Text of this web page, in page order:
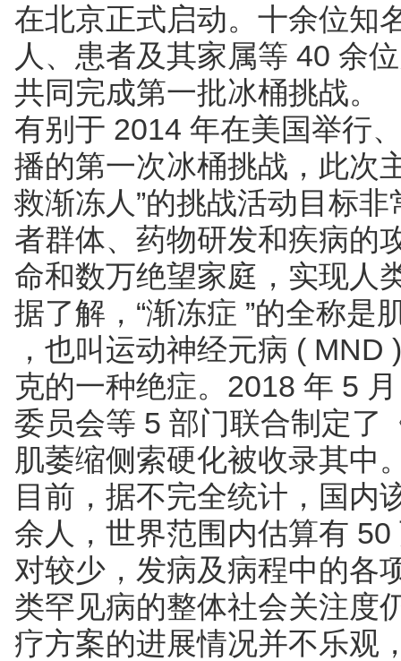
在北京正式启动。十余位知
人、患者及其家属等 40 余
共同完成第一批冰桶挑战。
有别于 2014 年在美国举行
播的第一次冰桶挑战，此次
救渐冻人”的挑战活动目标
者群体、药物研发和疾病的
命和数万绝望家庭，实现人
据了解，“渐冻症 ”的全称是
，也叫运动神经元病 (
克的一种绝症。2018 年 5
委员会等 5 部门联合制定了
肌萎缩侧索硬化被收录其中
目前，据不完全统计，国内
余人，世界范围内估算有
对较少，发病及病程中的各
类罕见病的整体社会关注度
疗方案的进展情况并不乐观